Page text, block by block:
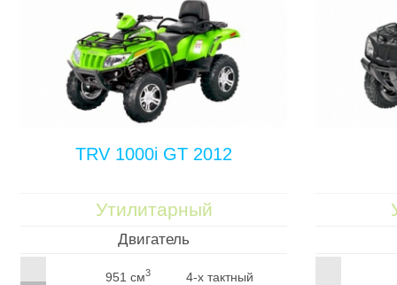
TRV 1000i GT 2012
Утилитарный
Двигатель
951 см3 4-х тактный